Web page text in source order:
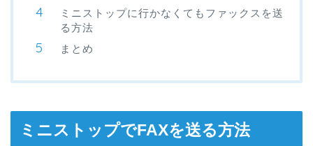
ミニストップに行かなくてもファックスを送
る方法
まとめ
ミニストップでFAXを送る方法